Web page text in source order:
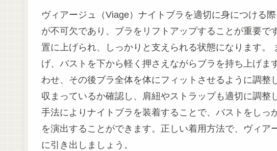
ヴィアージュ（Viage）ナイトブラを適切に身につける
が不可欠であり、ブラをリフトアップすることが重要で
置に上げられ、しっかりと支えられる状態になります。
げ、バストを下から軽く押さえながらブラを持ち上げま
わせ、その後ブラ全体を体にフィットさせるように調整
収まっているか確認し、肩紐やストラップも適切に調整
手法によりナイトブラを装着することで、バストをしっ
を演出することができます。正しい着用方法で、ヴィア
に引き出しましょう。